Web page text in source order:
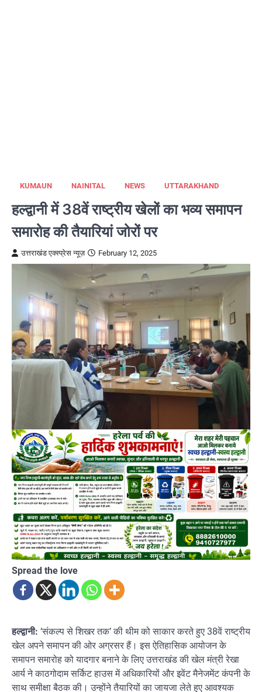
KUMAUN NAINITAL NEWS UTTARAKHAND
हल्द्वानी में 38वें राष्ट्रीय खेलों का भव्य समापन
समारोह की तैयारियां जोरों पर
उत्तराखंड एक्स्प्रेस न्यूज़ February 12, 2025
Spread the love
हल्द्वानी: ‘संकल्प से शिखर तक’ की थीम को साकार करते हुए 38वें राष्ट्रीय
खेल अपने समापन की ओर अग्रसर हैं। इस ऐतिहासिक आयोजन के
समापन समारोह को यादगार बनाने के लिए उत्तराखंड की खेल मंत्री रेखा
आर्य ने काठगोदाम सर्किट हाउस में अधिकारियों और इवेंट मैनेजमेंट कंपनी के
साथ समीक्षा बैठक की। उन्होंने तैयारियों का जायजा लेते हुए आवश्यक